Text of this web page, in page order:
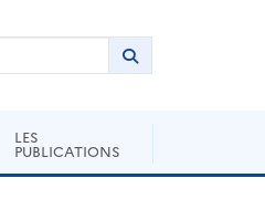
Rechercher
Lancer la
LES
PUBLICATIONS